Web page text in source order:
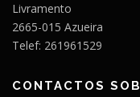
Livramento
2665-015 Azueira
Telef: 261961529
CONTACTOS